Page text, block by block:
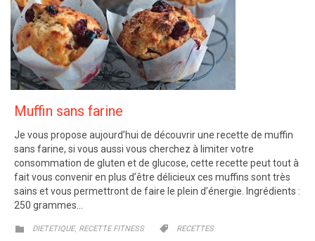
Muffin sans farine
Je vous propose aujourd’hui de découvrir une recette de muffin
sans farine, si vous aussi vous cherchez à limiter votre
consommation de gluten et de glucose, cette recette peut tout à
fait vous convenir en plus d’être délicieux ces muffins sont très
sains et vous permettront de faire le plein d’énergie. Ingrédients :
250 grammes…
 CATEGORY
DIETETIQUE, RECETTE FITNESS  CATEGORY
RECETTES